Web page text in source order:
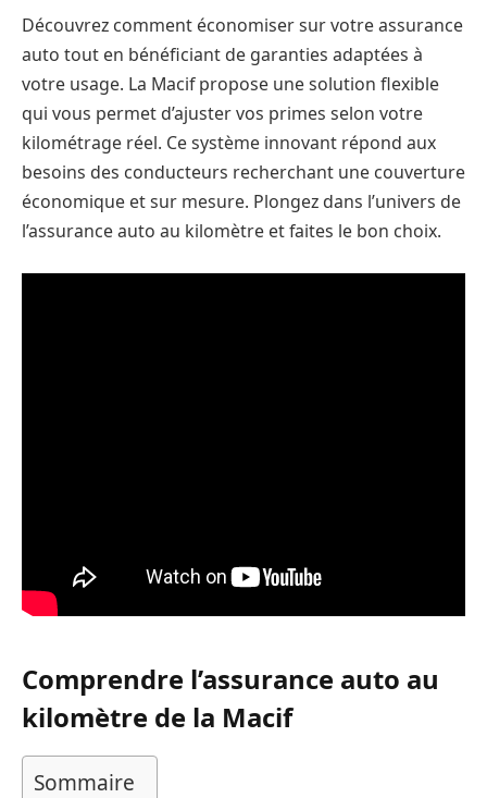
Découvrez comment économiser sur votre assurance
auto tout en bénéficiant de garanties adaptées à
votre usage. La Macif propose une solution flexible
qui vous permet d’ajuster vos primes selon votre
kilométrage réel. Ce système innovant répond aux
besoins des conducteurs recherchant une couverture
économique et sur mesure. Plongez dans l’univers de
l’assurance auto au kilomètre et faites le bon choix.
Comprendre l’assurance auto au
kilomètre de la Macif
Sommaire